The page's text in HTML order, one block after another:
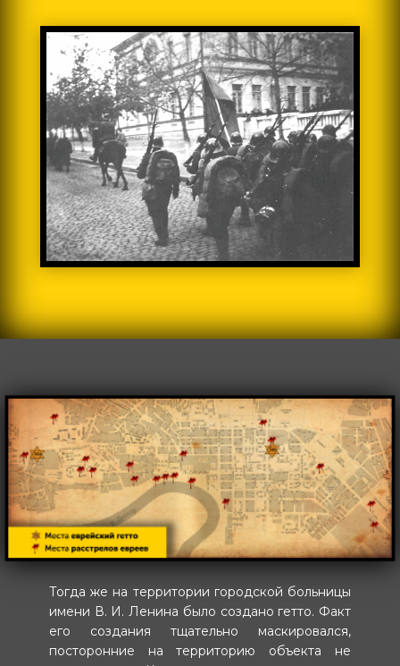
Тогда же на территории городской больницы
имени В. И. Ленина было создано гетто. Факт
его создания тщательно маскировался,
посторонние на территорию объекта не